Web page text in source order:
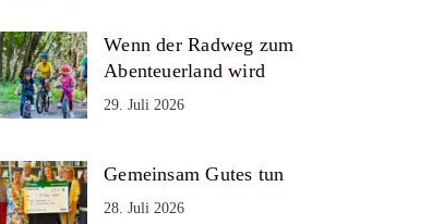
Wenn der Radweg zum
Abenteuerland wird
29. Juli 2026
Gemeinsam Gutes tun
28. Juli 2026